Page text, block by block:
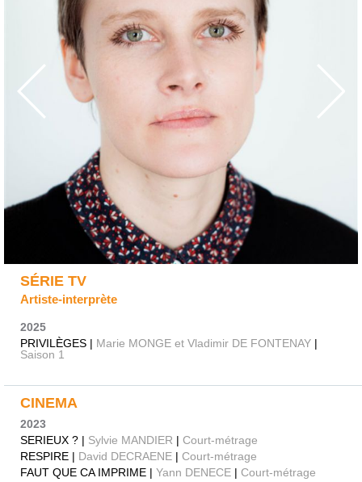
SÉRIE TV
Artiste-interprète
2025
PRIVILÈGES | Marie MONGE et Vladimir DE FONTENAY |
Saison 1
CINEMA
2023
SERIEUX ? | Sylvie MANDIER | Court-métrage
RESPIRE | David DECRAENE | Court-métrage
FAUT QUE CA IMPRIME | Yann DENECE | Court-métrage